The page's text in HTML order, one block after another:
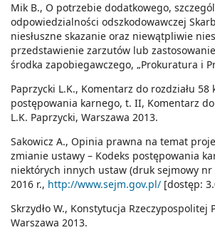
Mik B., O potrzebie dodatkowego,
odpowiedzialności odszkodowawczej
niesłuszne skazanie oraz niewątpliwie
przedstawienie zarzutów lub
środka zapobiegawczego, „Prokuratura i
Paprzycki L.K., Komentarz do rozdziału 58
postępowania karnego, t. II, Komentarz
L.K. Paprzycki, Warszawa 2013.
Sakowicz A., Opinia prawna na temat
zmianie ustawy – Kodeks postępowania
niektórych innych ustaw (druk sejmowy nr
2016 r., http://www.sejm.gov.pl/ [dostęp:
Skrzydło W., Konstytucja Rzeczypospolitej
Warszawa 2013.